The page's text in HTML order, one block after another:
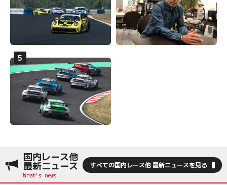
国内レース他
最新ニュース すべての国内レース他 最新ニュースを見る